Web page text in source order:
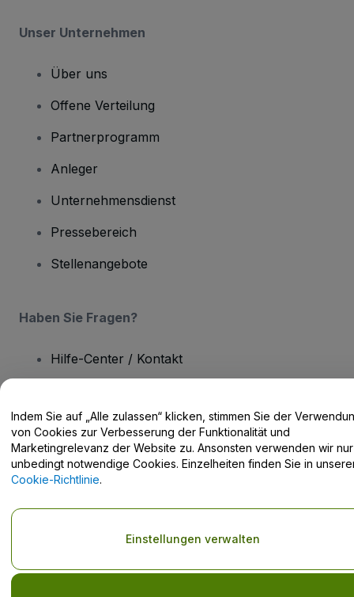
Unser Unternehmen
Über uns
Offene Verteilung
Partnerprogramm
Anleger
Unternehmensdienst
Pressebereich
Stellenangebote
Haben Sie Fragen?
Hilfe-Center / Kontakt
Urheberrecht © viagogo GmbH 2026 Angaben zum Unternehmen
Durch die Nutzung dieser Website akzeptieren Sie dieAllgemeinen
Geschäftsbedingungen
Indem Sie auf „Alle zulassen“ klicken, stimmen Sie der
von Cookies zur Verbesserung der Funktionalität und
Marketingrelevanz der Website zu. Ansonsten verwenden wir nur
unbedingt notwendige Cookies. Einzelheiten finden Sie in
Cookie-Richtlinie.
Einstellungen verwalten